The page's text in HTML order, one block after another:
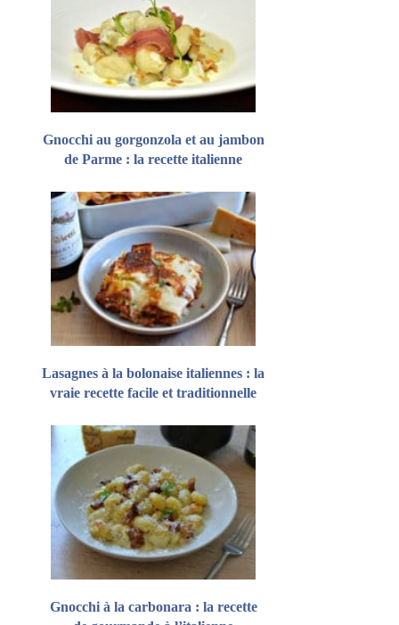
Gnocchi au gorgonzola et au jambon
de Parme : la recette italienne
Lasagnes à la bolonaise italiennes : la
vraie recette facile et traditionnelle
Gnocchi à la carbonara : la recette